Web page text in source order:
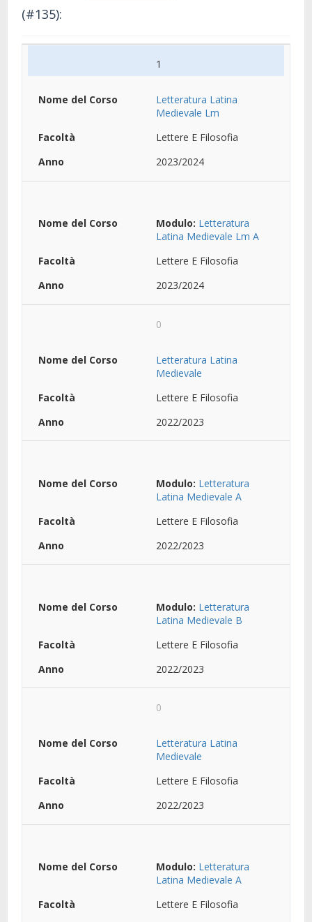
(#135):
1
Letteratura Latina
Medievale Lm
Lettere E Filosofia
2023/2024
Modulo: Letteratura
Latina Medievale Lm A
Lettere E Filosofia
2023/2024
0
Letteratura Latina
Medievale
Lettere E Filosofia
2022/2023
Modulo: Letteratura
Latina Medievale A
Lettere E Filosofia
2022/2023
Modulo: Letteratura
Latina Medievale B
Lettere E Filosofia
2022/2023
0
Letteratura Latina
Medievale
Lettere E Filosofia
2022/2023
Modulo: Letteratura
Latina Medievale A
Lettere E Filosofia